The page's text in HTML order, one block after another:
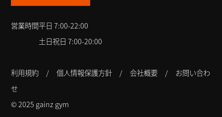
営業時間平日 7:00-22:00
土日祝日 7:00-20:00
利用規約 個人情報保護方針 会社概要
お問い合わ
せ
© 2025 gainz gym